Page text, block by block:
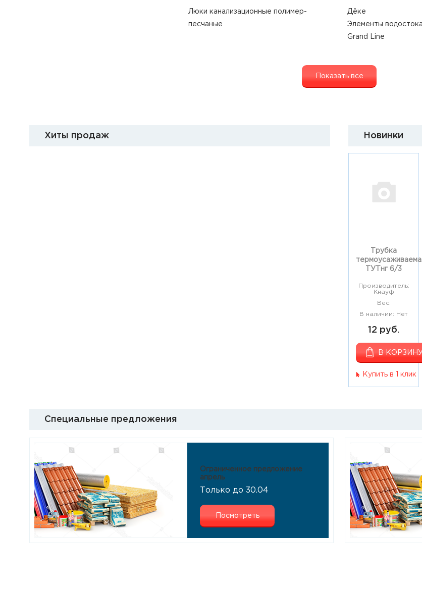
Люки канализационные полимер-
песчаные
Дёке
Элементы
Grand Line
Показать все
Хиты продаж Новинки
Трубка
ТУТнг 6/3
Производитель:
Кнауф
Вес:
В наличии: Нет
12 руб.
В КОРЗИНУ
Купить в 1 клик
Специальные предложения
Ограниченное предложение
апрель
Только до 30.04
Посмотреть